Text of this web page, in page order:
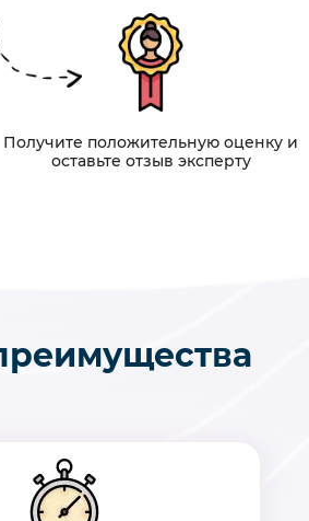
Получите положительную оценку и
оставьте отзыв эксперту